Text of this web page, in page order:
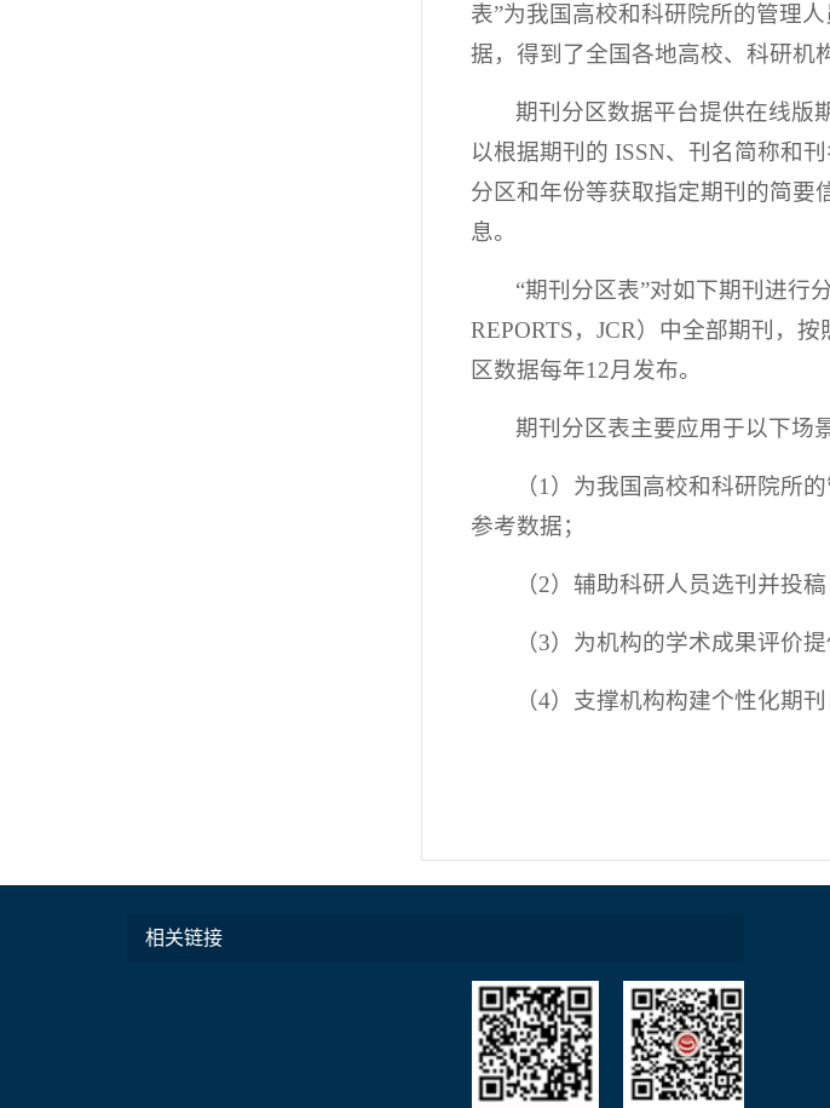
表”为我国高校和科研院所的管理
据，得到了全国各地高校、科研机
期刊分区数据平台提供在线版
以根据期刊的 ISSN、刊名简称和
分区和年份等获取指定期刊的简要
息。
“期刊分区表”对如下期刊进行
REPORTS，JCR）中全部期刊，
区数据每年12月发布。
期刊分区表主要应用于以下场景
（1）为我国高校和科研院所
参考数据；
（2）辅助科研人员选刊并投稿
（3）为机构的学术成果评价提
（4）支撑机构构建个性化期刊
相关链接